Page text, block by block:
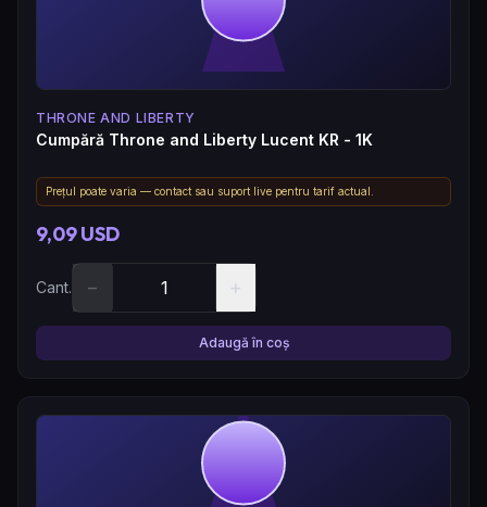
THRONE AND LIBERTY
Cumpără Throne and Liberty Lucent KR - 1K
Prețul poate varia — contact sau suport live pentru tarif actual.
9,09 USD
Cant. − +
Adaugă în coș